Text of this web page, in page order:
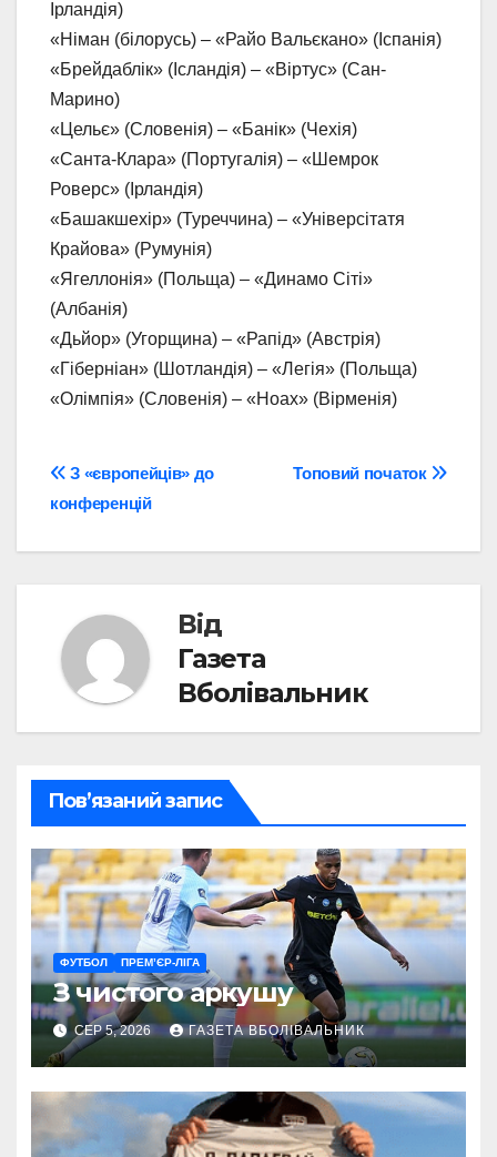
Ірландія)
«Німан (білорусь) – «Райо Вальєкано» (Іспанія)
«Брейдаблік» (Ісландія) – «Віртус» (Сан-
Марино)
«Цельє» (Словенія) – «Банік» (Чехія)
«Санта-Клара» (Португалія) – «Шемрок
Роверс» (Ірландія)
«Башакшехір» (Туреччина) – «Універсітатя
Крайова» (Румунія)
«Ягеллонія» (Польща) – «Динамо Сіті»
(Албанія)
«Дьйор» (Угорщина) – «Рапід» (Австрія)
«Гіберніан» (Шотландія) – «Легія» (Польща)
«Олімпія» (Словенія) – «Ноах» (Вірменія)
Навігація
записів
Топовий початок
З «європейців» до
конференцій
Від
Газета
Вболівальник
Пов’язаний запис
ФУТБОЛ ПРЕМ’ЄР-ЛІГА
З чистого аркушу
СЕР 5, 2026 ГАЗЕТА ВБОЛІВАЛЬНИК